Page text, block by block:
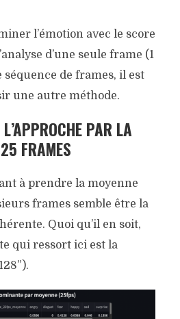
l’émotion avec le score
d’une seule frame (1
de frames, il est
une autre méthode.
PAR LA
FRAMES
à prendre la moyenne
frames semble être la
Quoi qu’il en soit,
qui ressort ici est la